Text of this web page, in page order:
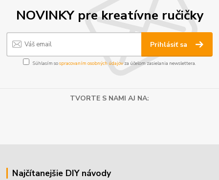
NOVINKY pre kreatívne ručičky
Prihlásiť sa
Súhlasím sospracovaním osobných údajov za účelom zasielania newslettera.
TVORTE S NAMI AJ NA:
Najčítanejšie DIY návody